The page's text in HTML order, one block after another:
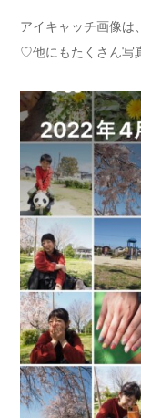
アイキャッチ画像は
♡他にもたくさん写